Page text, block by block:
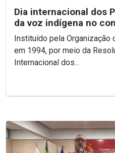
Dia internacional dos
da voz indígena no
Instituído pela Organização
em 1994, por meio da
Internacional dos...